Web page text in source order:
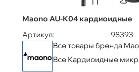
Maono AU-K04 кардиоидные
Артикул:
98393
Все товары бренда
Все Кардиоидные